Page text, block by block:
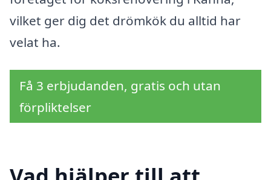
vilket ger dig det drömkök du alltid har
velat ha.
Få 3 erbjudanden, gratis och utan
förpliktelser